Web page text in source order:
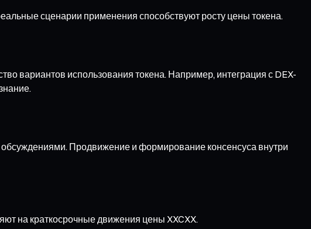
сценарии применения способствуют росту цены токена.
вариантов использования токена. Например, интеграция с DEX-
Продвижение и формирование консенсуса внутри
на краткосрочные движения цены XXCXX.